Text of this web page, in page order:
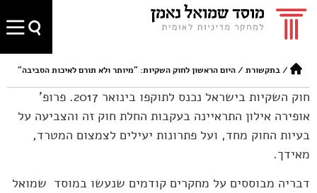
/בתקשורת /היום הראשון לחוק השקיות: "מיותר ולא תורם לאיכות הסביבה"
חוק השקיות בישראל נכנס לתוקפו בינואר 2017. פרופ'
אופירה אילון התראיינה בעקבות החלת חוק זה והצביעה על
בעיות החוק מחד, ועל פתרונות יעילים לצמצום המטרד,
מאידך.
דבריה מבוססים על מחקרים קודמים שנעשו במוסד שמואל